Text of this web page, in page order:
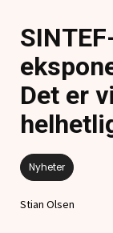
Det er
Nyheter
Stian Olsen